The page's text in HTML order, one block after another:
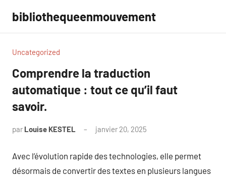
contenu
bibliothequeenmouvement
Uncategorized
Comprendre la traduction
automatique : tout ce qu’il faut
savoir.
par Louise KESTEL janvier 20, 2025
Avec l’évolution rapide des technologies, elle permet
désormais de convertir des textes en plusieurs langues